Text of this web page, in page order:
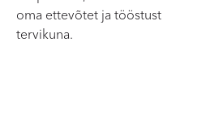
oma ettevõtet ja tööstust
tervikuna.